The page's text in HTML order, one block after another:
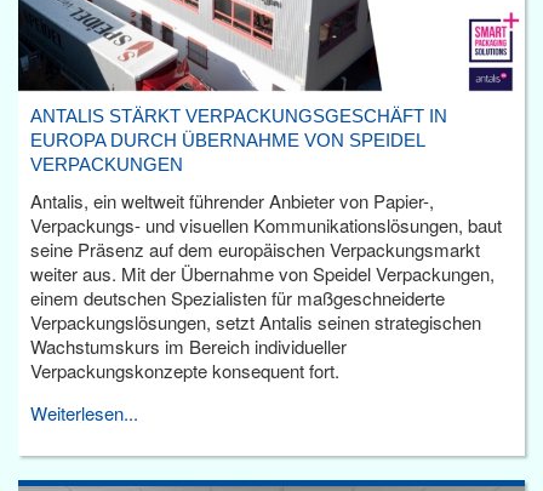
ANTALIS STÄRKT VERPACKUNGSGESCHÄFT IN
EUROPA DURCH ÜBERNAHME VON SPEIDEL
VERPACKUNGEN
Antalis, ein weltweit führender Anbieter von Papier-,
Verpackungs- und visuellen Kommunikationslösungen, baut
seine Präsenz auf dem europäischen Verpackungsmarkt
weiter aus. Mit der Übernahme von Speidel Verpackungen,
einem deutschen Spezialisten für maßgeschneiderte
Verpackungslösungen, setzt Antalis seinen strategischen
Wachstumskurs im Bereich individueller
Verpackungskonzepte konsequent fort.
Weiterlesen...